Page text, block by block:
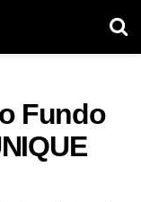
Fundo